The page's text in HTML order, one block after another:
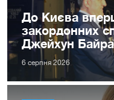
До Києва
закордонних
Джейхун
6 серпня 2026